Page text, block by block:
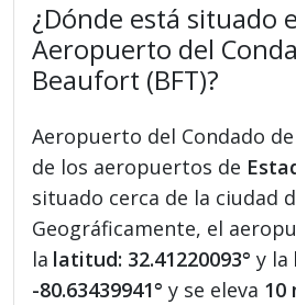
¿Dónde está situado
Aeropuerto del
Beaufort (BFT)?
Aeropuerto del Condado
de los aeropuertos de
situado cerca de la ciudad
Geográficamente, el
la latitud: 32.41220093° y la
-80.63439941° y se eleva 10